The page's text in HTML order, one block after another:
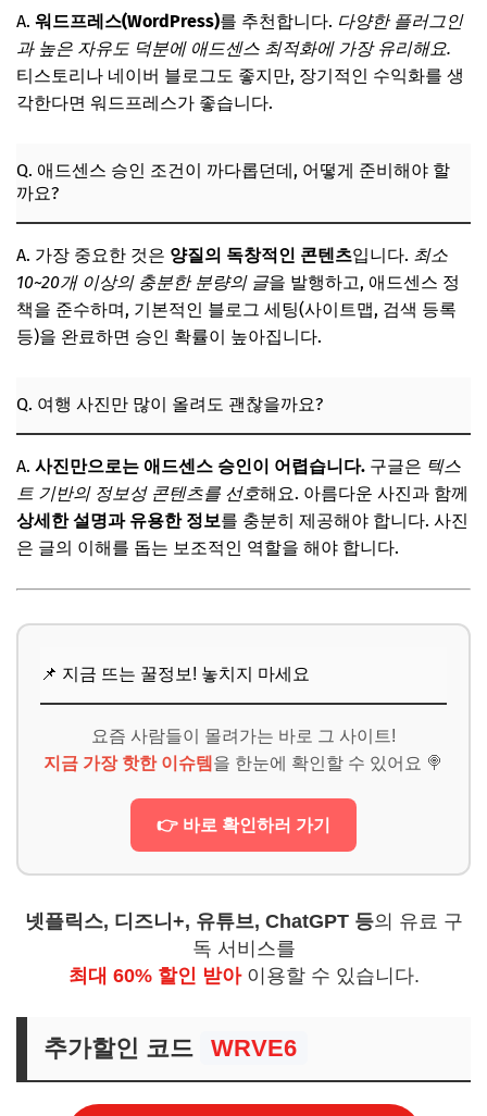
A. 워드프레스(WordPress)를 추천합니다. 다양한 플러그인
과 높은 자유도 덕분에 애드센스 최적화에 가장 유리해요.
티스토리나 네이버 블로그도 좋지만, 장기적인 수익화를 생
각한다면 워드프레스가 좋습니다.
Q. 애드센스 승인 조건이 까다롭던데, 어떻게 준비해야 할
까요?
A. 가장 중요한 것은 양질의 독창적인 콘텐츠입니다. 최소
10~20개 이상의 충분한 분량의 글을 발행하고, 애드센스 정
책을 준수하며, 기본적인 블로그 세팅(사이트맵, 검색 등록
등)을 완료하면 승인 확률이 높아집니다.
Q. 여행 사진만 많이 올려도 괜찮을까요?
A. 사진만으로는 애드센스 승인이 어렵습니다. 구글은 텍스
트 기반의 정보성 콘텐츠를 선호해요. 아름다운 사진과 함께
상세한 설명과 유용한 정보를 충분히 제공해야 합니다. 사진
은 글의 이해를 돕는 보조적인 역할을 해야 합니다.
📌 지금 뜨는 꿀정보! 놓치지 마세요
요즘 사람들이 몰려가는 바로 그 사이트!
지금 가장 핫한 이슈템 을 한눈에 확인할 수 있어요 🍭
👉 바로 확인하러 가기
넷플릭스, 디즈니+, 유튜브, ChatGPT 등의 유료 구
독 서비스를
최대 60% 할인 받아이용할 수 있습니다.
추가할인 코드 WRVE6